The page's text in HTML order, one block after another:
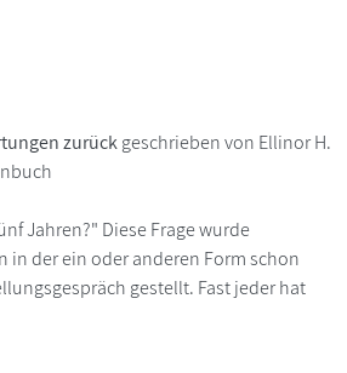
zurückgeschrieben von Ellinor H.
Jahren?" Diese Frage wurde
in der ein oder anderen Form schon
gestellt. Fast jeder hat